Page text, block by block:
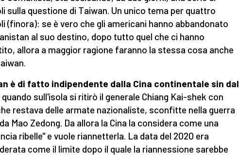
sulla questione di Taiwan. Un unico tema per quattro
(finora): se è vero che gli americani hanno abbandonato
al suo destino, dopo tutto quel che ci hanno
allora a maggior ragione faranno la stessa cosa anche
è di fatto indipendente dalla Cina continentale sin dal
quando sull'isola si ritirò il generale Chiang Kai-shek con
restava delle armate nazionaliste, sconfitte nella guerra
Mao Zedong. Da allora la Cina la considera come una
ribelle" e vuole riannetterla. La data del 2020 era
come il limite dopo il quale la riannessione sarebbe